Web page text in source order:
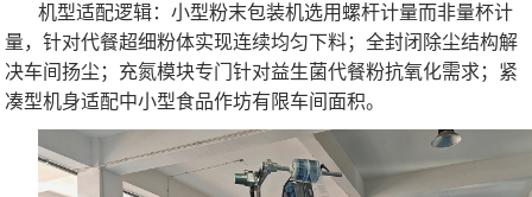
机型适配逻辑：小型粉末包装机选用螺杆计量而非量杯计
量，针对代餐超细粉体实现连续均匀下料；全封闭除尘结构解
决车间扬尘；充氮模块专门针对益生菌代餐粉抗氧化需求；紧
凑型机身适配中小型食品作坊有限车间面积。